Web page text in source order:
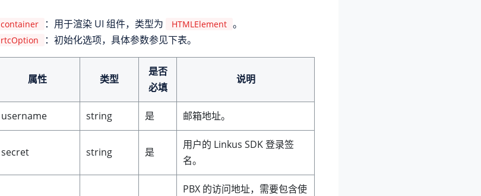
container ：用于渲染 UI 组件，类型为 HTMLElement 。
rtcOption ：初始化选项，具体参数参见下表。
属性 类型
是否
必填
说明
username string 是 邮箱地址。
secret string 是
用户的 Linkus SDK 登录签
名。
PBX 的访问地址，需要包含使